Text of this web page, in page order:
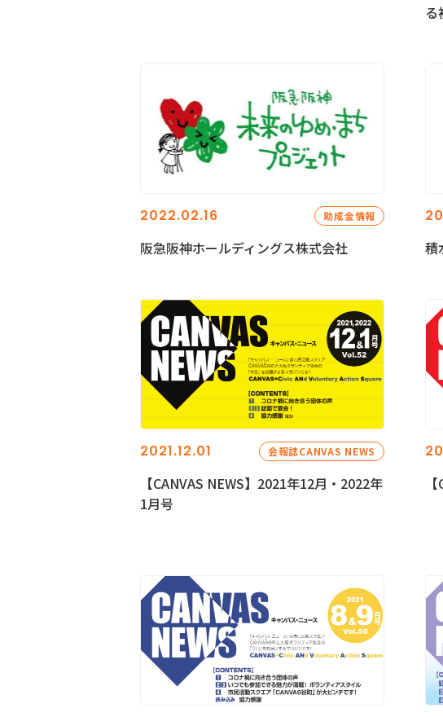
る
2022.02.16 助成金情報
阪急阪神ホールディングス株式会社 積
2021.12.01 会報誌CANVAS NEWS
【CANVAS NEWS】2021年12月・2022年
1月号